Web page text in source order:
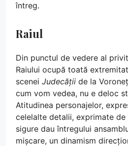
întreg.
Raiul
Din punctul de vedere al
Raiului ocupă toată
scenei Judecății de la
cum vom vedea, nu e deloc
Atitudinea personajelor,
celelalte detalii, exprimate
sigure dau întregului
mișcare, un dinamism